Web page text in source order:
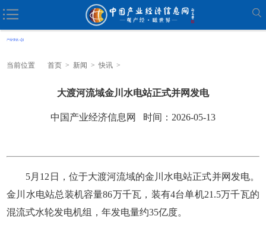
当前位置 首页 > 新闻 > 快讯 >
大渡河流域金川水电站正式并网发电
中国产业经济信息网 时间：2026-05-13
5月12日，位于大渡河流域的金川水电站正式并网发电。
金川水电站总装机容量86万千瓦，装有4台单机21.5万千瓦的
混流式水轮发电机组，年发电量约35亿度。